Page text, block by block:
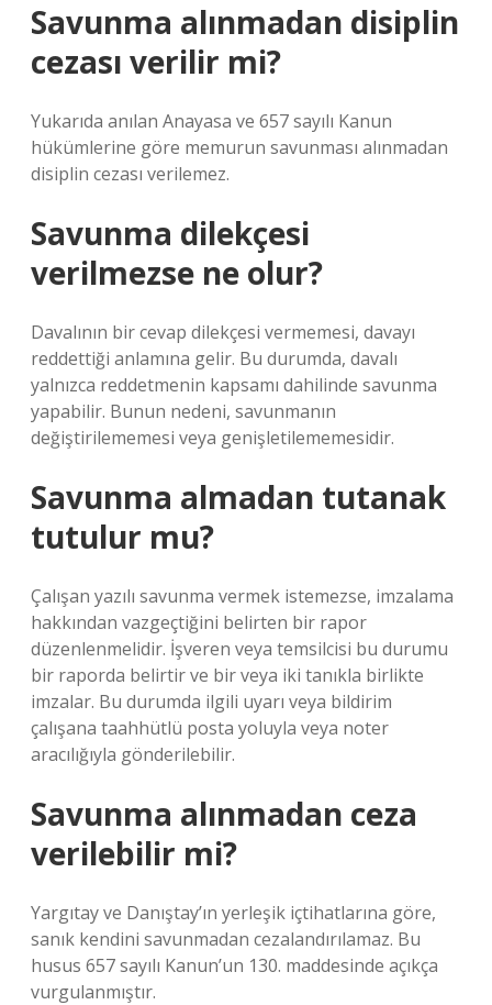
Savunma alınmadan disiplin
cezası verilir mi?
Yukarıda anılan Anayasa ve 657 sayılı Kanun
hükümlerine göre memurun savunması alınmadan
disiplin cezası verilemez.
Savunma dilekçesi
verilmezse ne olur?
Davalının bir cevap dilekçesi vermemesi, davayı
reddettiği anlamına gelir. Bu durumda, davalı
yalnızca reddetmenin kapsamı dahilinde savunma
yapabilir. Bunun nedeni, savunmanın
değiştirilememesi veya genişletilememesidir.
Savunma almadan tutanak
tutulur mu?
Çalışan yazılı savunma vermek istemezse, imzalama
hakkından vazgeçtiğini belirten bir rapor
düzenlenmelidir. İşveren veya temsilcisi bu durumu
bir raporda belirtir ve bir veya iki tanıkla birlikte
imzalar. Bu durumda ilgili uyarı veya bildirim
çalışana taahhütlü posta yoluyla veya noter
aracılığıyla gönderilebilir.
Savunma alınmadan ceza
verilebilir mi?
Yargıtay ve Danıştay’ın yerleşik içtihatlarına göre,
sanık kendini savunmadan cezalandırılamaz. Bu
husus 657 sayılı Kanun’un 130. maddesinde açıkça
vurgulanmıştır.